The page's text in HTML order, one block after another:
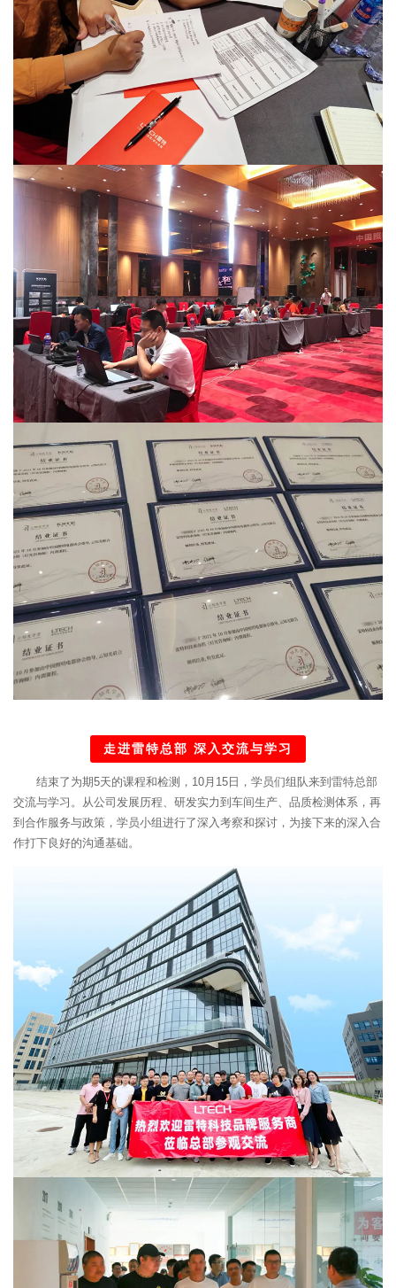
走进雷特总部 深入交流与学习
结束了为期5天的课程和检测，10月15日，学员们组队来到雷特总部
交流与学习。从公司发展历程、研发实力到车间生产、品质检测体系，再
到合作服务与政策，学员小组进行了深入考察和探讨，为接下来的深入合
作打下良好的沟通基础。